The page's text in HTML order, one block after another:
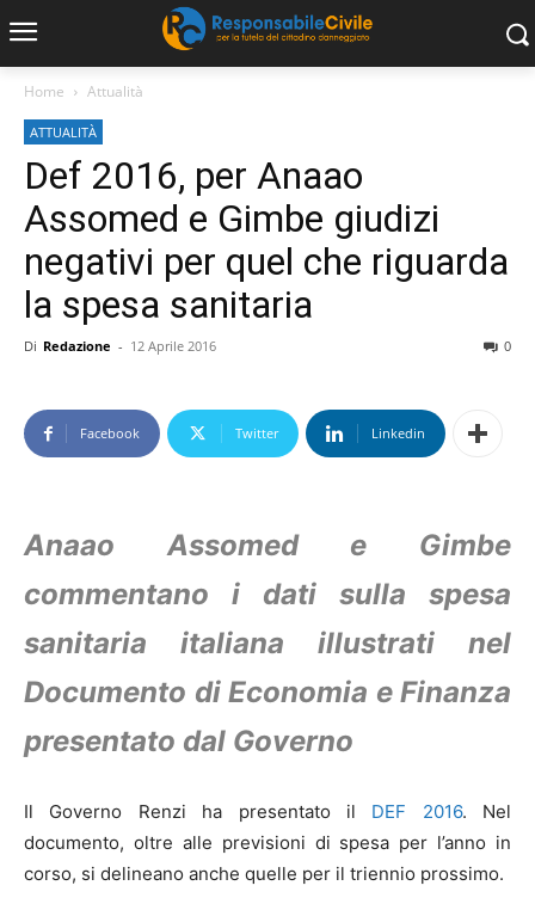
Home Attualità
ATTUALITÀ
Def 2016, per Anaao
Assomed e Gimbe giudizi
negativi per quel che riguarda
la spesa sanitaria
Di Redazione - 12 Aprile 2016 0
Facebook Twitter Linkedin
Anaao Assomed e Gimbe
commentano i dati sulla spesa
sanitaria italiana illustrati nel
Documento di Economia e Finanza
presentato dal Governo
Il Governo Renzi ha presentato il DEF 2016. Nel
documento, oltre alle previsioni di spesa per l’anno in
corso, si delineano anche quelle per il triennio prossimo.